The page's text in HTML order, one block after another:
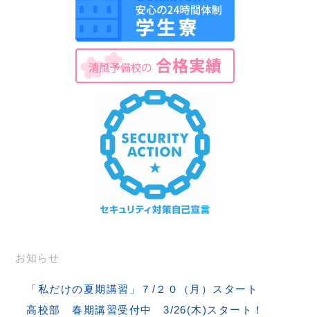
お知らせ
「私だけの夏期講習」７/２０（月）スタート
高校部 春期講習受付中 3/26(木)スタート！